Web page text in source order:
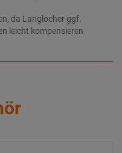
da Langlöcher ggf.
leicht kompensieren